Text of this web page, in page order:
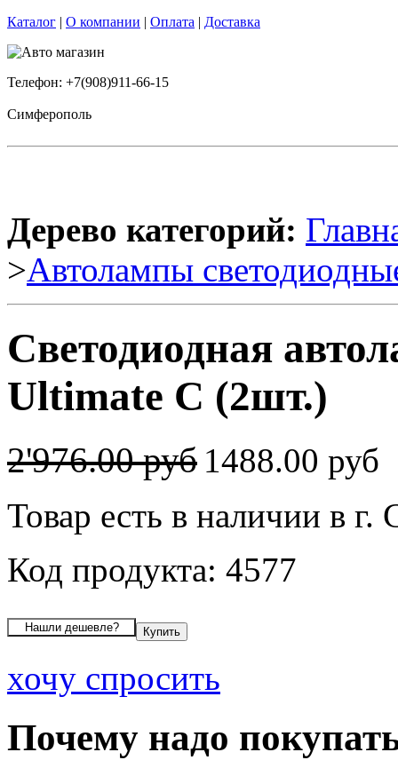
Каталог | О компании | Оплата | Доставка
Телефон: +7(908)911-66-15
Симферополь
Дерево категорий:
>Автолампы
Светодиодная
Ultimate C (2шт.)
2'976.00 руб 1488.00 руб
Товар есть в наличии в
Код продукта: 4577
хочу спросить
Почему надо